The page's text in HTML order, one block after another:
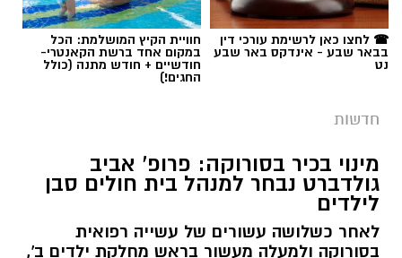
☎ לחצו כאן לרשימת עורכי דין
בבאר שבע - אינדקס באר שבע
נט
חוויית הקיץ המושלמת: הכל
במקום אחד ברשת הקאנטרי-
חודשיים + חודש מתנה (כולל
החגים!)
חדשות
מינוי בכיר בסורוקה: פרופ' אביב
גולדברט נבחר למנהל בית חולים סבן
לילדים
לאחר כשלושה עשורים של עשייה רפואית
בסורוקה ולמעלה מעשור בראש מחלקת ילדים ב',